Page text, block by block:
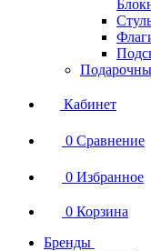
Кабинет
0 Сравнение
0 Избранное
0 Корзина
Бренды